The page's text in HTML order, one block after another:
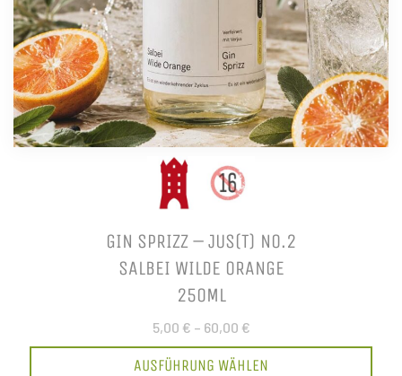
GIN SPRIZZ – JUS(T) NO.2
SALBEI WILDE ORANGE
250ML
5,00 € – 60,00 €
AUSFÜHRUNG WÄHLEN